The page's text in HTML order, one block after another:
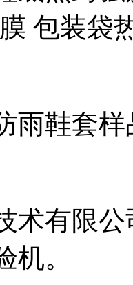
包装袋
雨鞋套样
术有限
机。